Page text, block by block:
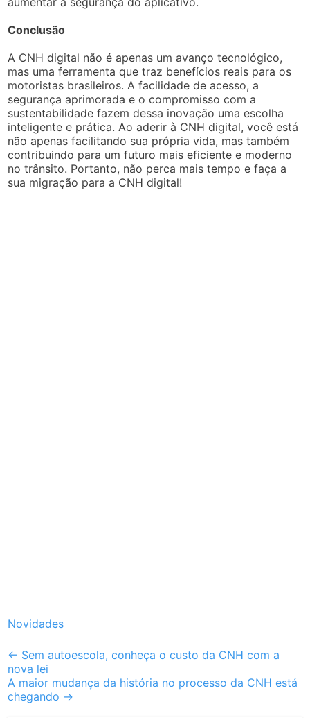
Conclusão
A CNH digital não é apenas um avanço tecnológico,
mas uma ferramenta que traz benefícios reais para os
motoristas brasileiros. A facilidade de acesso, a
segurança aprimorada e o compromisso com a
sustentabilidade fazem dessa inovação uma escolha
inteligente e prática. Ao aderir à CNH digital, você está
não apenas facilitando sua própria vida, mas também
contribuindo para um futuro mais eficiente e moderno
no trânsito. Portanto, não perca mais tempo e faça a
sua migração para a CNH digital!
Novidades
Post
navigation
← Sem autoescola, conheça o custo da CNH com a
nova lei
A maior mudança da história no processo da CNH está
chegando →